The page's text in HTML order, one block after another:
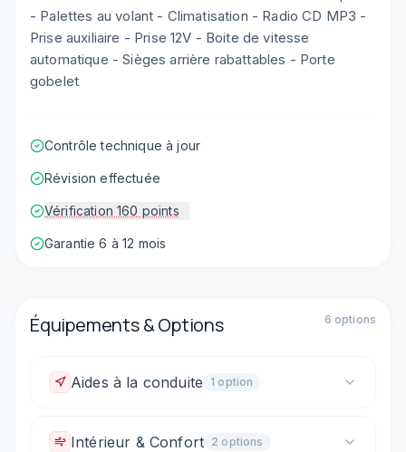
- Palettes au volant - Climatisation - Radio CD MP3 -
Prise auxiliaire - Prise 12V - Boite de vitesse
automatique - Sièges arrière rabattables - Porte
gobelet
Contrôle technique à jour
Révision effectuée
Vérification 160 points
Garantie 6 à 12 mois
Équipements & Options 6 options
Aides à la conduite 1 option
Caméra de recul
Intérieur & Confort 2 options